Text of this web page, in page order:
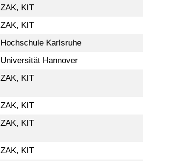
ZAK, KIT
ZAK, KIT
Hochschule Karlsruhe
Universität Hannover
ZAK, KIT
ZAK, KIT
ZAK, KIT
ZAK, KIT